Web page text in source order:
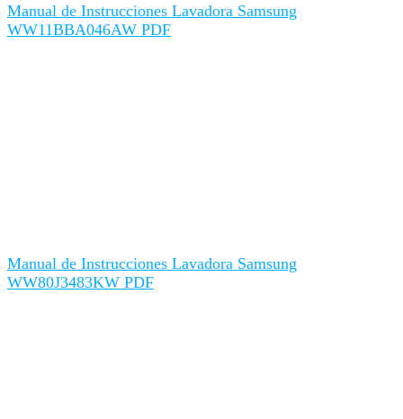
Manual de Instrucciones Lavadora Samsung
WW11BBA046AW PDF
Manual de Instrucciones Lavadora Samsung
WW80J3483KW PDF